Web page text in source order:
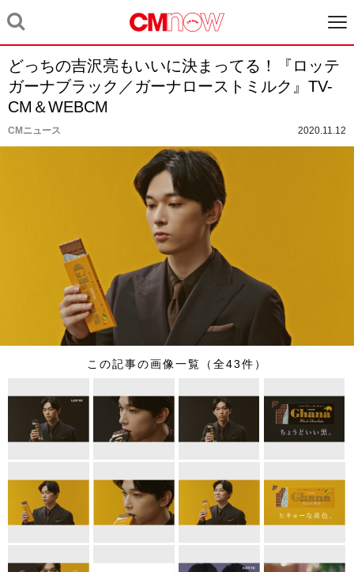
どっちの吉沢亮もいいに決まってる！『ロッテ
ガーナブラック／ガーナローストミルク』TV-
CM＆WEBCM
CMニュース 2020.11.12
この記事の画像一覧（全43件）